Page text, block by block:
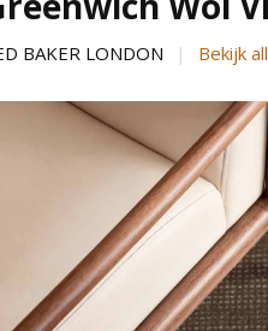
BAKER LONDON Bekijk